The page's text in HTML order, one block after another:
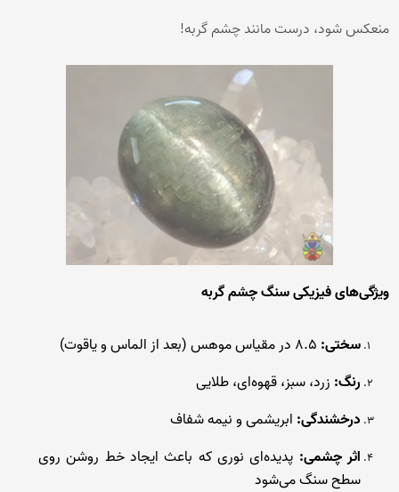
منعکس شود، درست مانند چشم گربه!
ویژگی‌های فیزیکی سنگ چشم گربه
سختی:
رنگ: زرد، سبز، قهوه‌ای، طلایی
درخشندگی: ابریشمی و نیمه شفاف
اثر چشمی: پدیده‌ای نوری که باعث ایجاد خط روشن روی
سطح سنگ می‌شود